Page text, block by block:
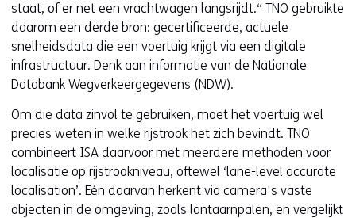
staat, of er net een vrachtwagen langsrijdt.“ TNO gebruikte
daarom een derde bron: gecertificeerde, actuele
snelheidsdata die een voertuig krijgt via een digitale
infrastructuur. Denk aan informatie van de Nationale
Databank Wegverkeergegevens (NDW).
Om die data zinvol te gebruiken, moet het voertuig wel
precies weten in welke rijstrook het zich bevindt. TNO
combineert ISA daarvoor met meerdere methoden voor
localisatie op rijstrookniveau, oftewel ‘lane-level accurate
localisation’. Eén daarvan herkent via camera's vaste
objecten in de omgeving, zoals lantaarnpalen, en vergelijkt